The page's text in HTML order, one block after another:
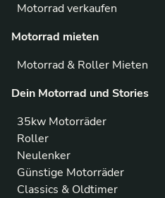
Motorrad verkaufen
Motorrad mieten
Motorrad & Roller Mieten
Dein Motorrad und Stories
35kw Motorräder
Roller
Neulenker
Günstige Motorräder
Classics & Oldtimer